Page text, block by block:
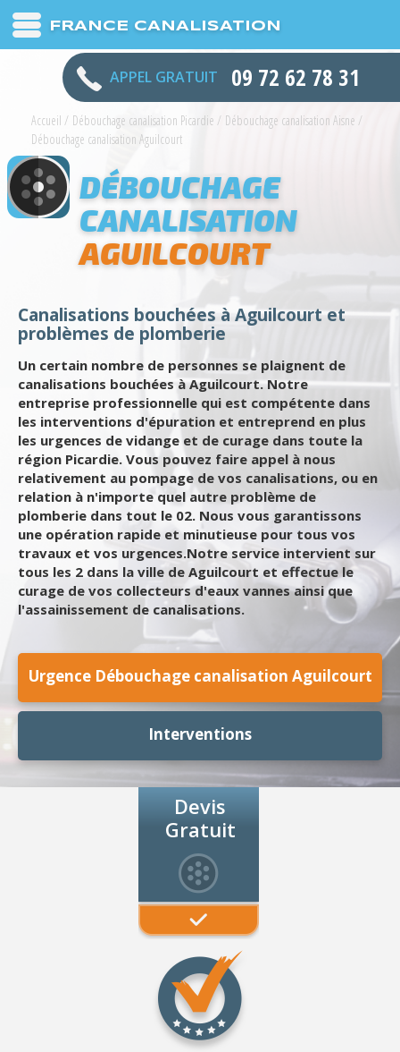
FRANCE CANALISATION
APPEL GRATUIT 09 72 62 78 31
Accueil / Débouchage canalisation Picardie / Débouchage canalisation Aisne /
Débouchage canalisation Aguilcourt
DÉBOUCHAGE
CANALISATION
AGUILCOURT
Canalisations bouchées à Aguilcourt et
problèmes de plomberie
Un certain nombre de personnes se plaignent de
canalisations bouchées à Aguilcourt. Notre
entreprise professionnelle qui est compétente dans
les interventions d'épuration et entreprend en plus
les urgences de vidange et de curage dans toute la
région Picardie. Vous pouvez faire appel à nous
relativement au pompage de vos canalisations, ou en
relation à n'importe quel autre problème de
plomberie dans tout le 02. Nous vous garantissons
une opération rapide et minutieuse pour tous vos
travaux et vos urgences.Notre service intervient sur
tous les 2 dans la ville de Aguilcourt et effectue le
curage de vos collecteurs d'eaux vannes ainsi que
l'assainissement de canalisations.
Urgence Débouchage canalisation Aguilcourt
Interventions
Devis
Gratuit